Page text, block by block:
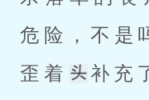
危险，不是
歪着
补充